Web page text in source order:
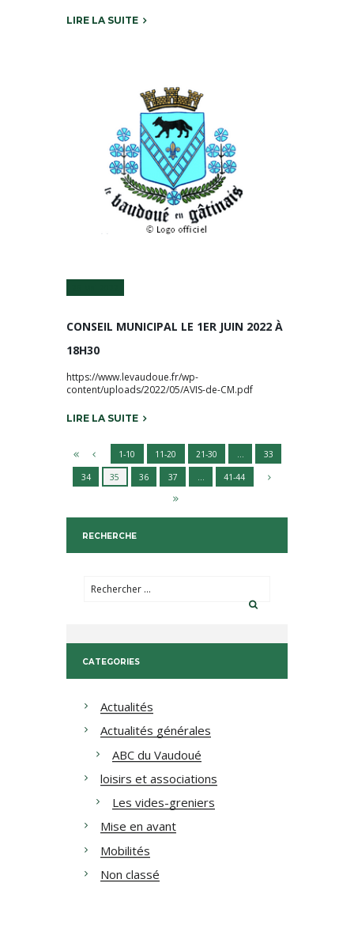
LIRE LA SUITE
CONSEIL MUNICIPAL LE 1ER JUIN 2022 À
18H30
https://www.levaudoue.fr/wp-
content/uploads/2022/05/AVIS-de-CM.pdf
LIRE LA SUITE
1-10 11-20 21-30 … 33
34 35 36 37 … 41-44
RECHERCHE
CATEGORIES
Actualités
Actualités générales
ABC du Vaudoué
loisirs et associations
Les vides-greniers
Mise en avant
Mobilités
Non classé